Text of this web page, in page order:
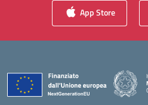
App Store